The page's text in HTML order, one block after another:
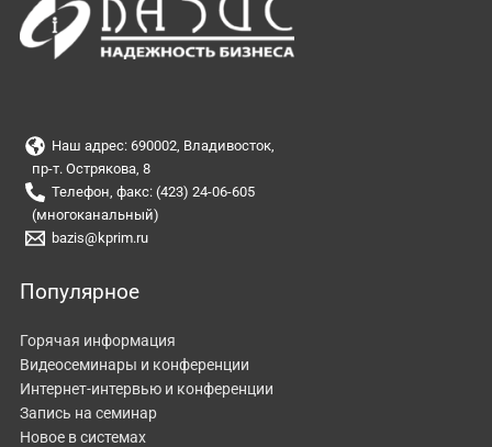
Наш адрес: 690002, Владивосток,
пр-т. Острякова, 8
Телефон, факс: (423) 24-06-605
(многоканальный)
bazis@kprim.ru
Популярное
Горячая информация
Видеосеминары и конференции
Интернет-интервью и конференции
Запись на семинар
Новое в системах